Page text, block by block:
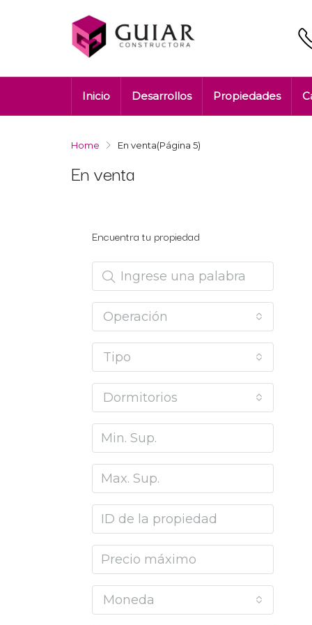
Inicio Desarrollos Propiedades
Home En venta(Página 5)
En venta
Encuentra tu propiedad
Operación
Tipo
Dormitorios
Moneda